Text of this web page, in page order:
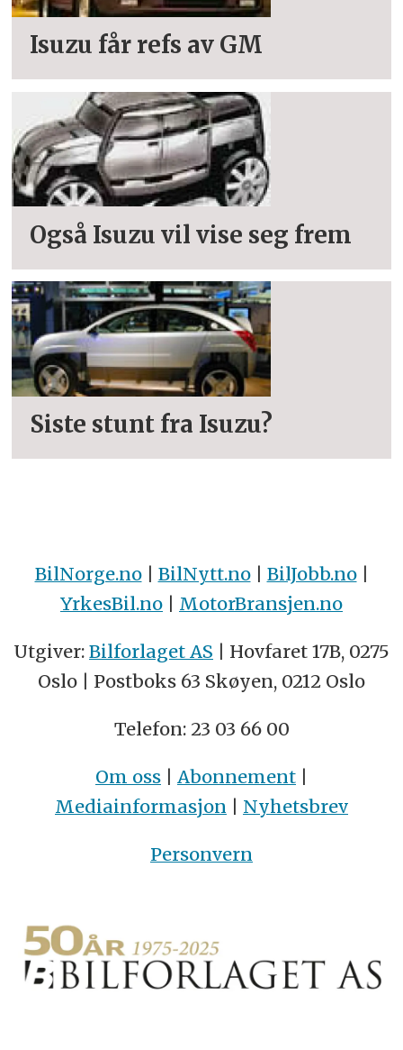
Isuzu får refs av GM
Også Isuzu vil vise seg frem
Siste stunt fra Isuzu?
BilNorge.no| BilNytt.no| BilJobb.no|
YrkesBil.no
MotorBransjen.no
Utgiver: Bilforlaget AS | Hovfaret 17B, 0275
Oslo | Postboks 63 Skøyen, 0212 Oslo
Telefon: 23 03 66 00
Om oss | Abonnement |
Mediainformasjon | Nyhetsbrev
Personvern